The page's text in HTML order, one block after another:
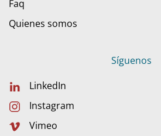
Faq
Quienes somos
Síguenos
LinkedIn
Instagram
Vimeo